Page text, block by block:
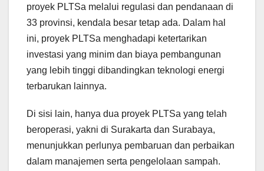
proyek PLTSa melalui regulasi dan pendanaan di
33 provinsi, kendala besar tetap ada. Dalam hal
ini, proyek PLTSa menghadapi ketertarikan
investasi yang minim dan biaya pembangunan
yang lebih tinggi dibandingkan teknologi energi
terbarukan lainnya.
Di sisi lain, hanya dua proyek PLTSa yang telah
beroperasi, yakni di Surakarta dan Surabaya,
menunjukkan perlunya pembaruan dan perbaikan
dalam manajemen serta pengelolaan sampah.